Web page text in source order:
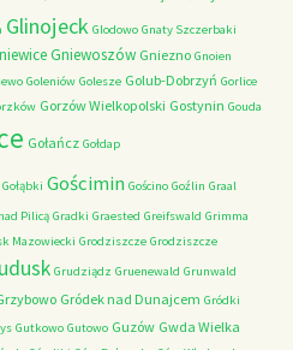
Glinojeck Glodowo Gnaty Szczerbaki
Gniewoszów Gniezno Gnoien
Goleniów Golesze Golub-Dobrzyń Gorlice
Gorzów Wielkopolski Gostynin Gouda
Gołańcz Gołdap
Gołąbki Gościmin Gościno Goźlin Graal
Pilicą Gradki Graested Greifswald Grimma
Mazowiecki Grodziszcze Grodziszcze
Grudziądz Gruenewald Grunwald
Gródek nad Dunajcem Gródki
Gutkowo Gutowo Guzów Gwda Wielka